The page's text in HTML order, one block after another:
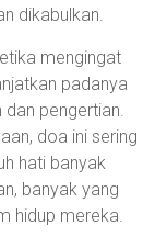
dikabulkan.
mengingat
padanya
dan pengertian.
doa ini sering
hati banyak
banyak yang
hidup mereka.